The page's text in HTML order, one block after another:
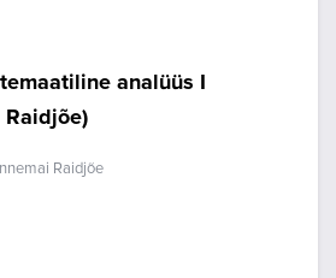
analüüs I
Raidjõe